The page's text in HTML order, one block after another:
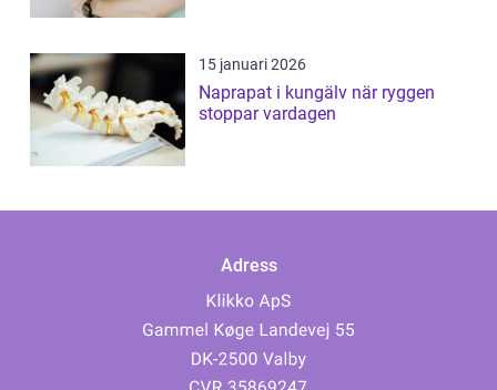
15 januari 2026
Naprapat i kungälv när ryggen
stoppar vardagen
Adress